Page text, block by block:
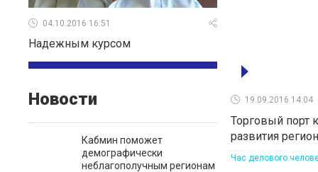
04.10.2016 16:51
Надежным курсом
Новости
Кабмин поможет
демографически
неблагополучным регионам
19.09.2016 14:04
Торговый порт
развития
Час делового